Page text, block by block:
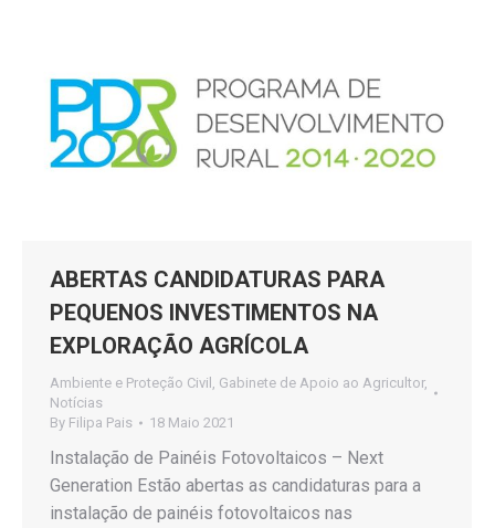
ABERTAS CANDIDATURAS PARA
PEQUENOS INVESTIMENTOS NA
EXPLORAÇÃO AGRÍCOLA
Ambiente e Proteção Civil Gabinete de Apoio ao Agricultor,
Notícias
By Filipa Pais 18 Maio 2021
Instalação de Painéis Fotovoltaicos – Next
Generation Estão abertas as candidaturas para a
instalação de painéis fotovoltaicos nas